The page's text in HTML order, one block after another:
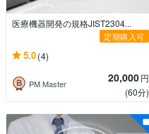
医療機器開発の規格JIST2304...
定期購入可
5.0(4)
PM Master 20,000円
(60分)